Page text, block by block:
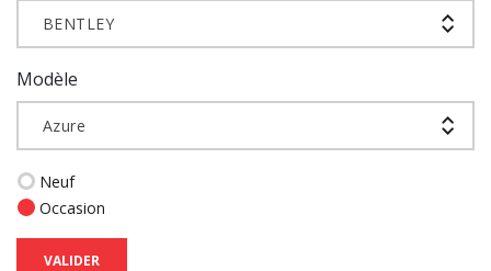
BENTLEY
Modèle
Azure
Neuf
Occasion
VALIDER